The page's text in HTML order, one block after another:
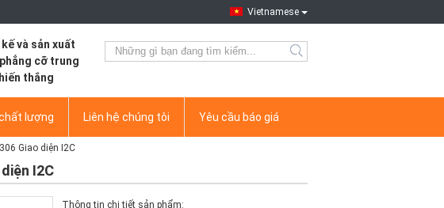
Vietnamese
và sản xuất
cỡ trung
thắng
lượng Liên hệ chúng tôi Yêu cầu báo giá
Giao diện I2C
I2C
Thông tin chi tiết sản phẩm: